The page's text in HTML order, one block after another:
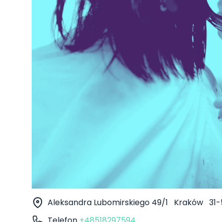
Aleksandra Lubomirskiego 49/1 Kraków